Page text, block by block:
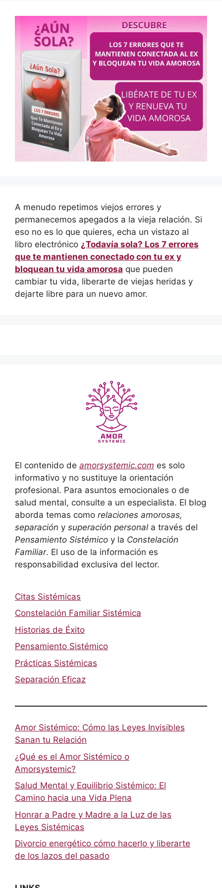
A menudo repetimos viejos errores y
permanecemos apegados a la vieja relación. Si
eso no es lo que quieres, echa un vistazo al
libro electrónico ¿Todavía sola? Los 7 errores
que te mantienen conectado con tu ex y
bloquean tu vida amorosa que pueden
cambiar tu vida, liberarte de viejas heridas y
dejarte libre para un nuevo amor.
El contenido de amorsystemic.com es solo
informativo y no sustituye la orientación
profesional. Para asuntos emocionales o de
salud mental, consulte a un especialista. El blog
aborda temas como relaciones amorosas,
separación y superación personal a través del
Pensamiento Sistémico y la Constelación
Familiar. El uso de la información es
responsabilidad exclusiva del lector.
Citas Sistémicas
Constelación Familiar Sistémica
Historias de Éxito
Pensamiento Sistémico
Prácticas Sistémicas
Separación Eficaz
Amor Sistémico: Cómo las Leyes Invisibles
Sanan tu Relación
¿Qué es el Amor Sistémico o
Amorsystemic?
Salud Mental y Equilibrio Sistémico: El
Camino hacia una Vida Plena
Honrar a Padre y Madre a la Luz de las
Leyes Sistémicas
Divorcio energético cómo hacerlo y liberarte
de los lazos del pasado